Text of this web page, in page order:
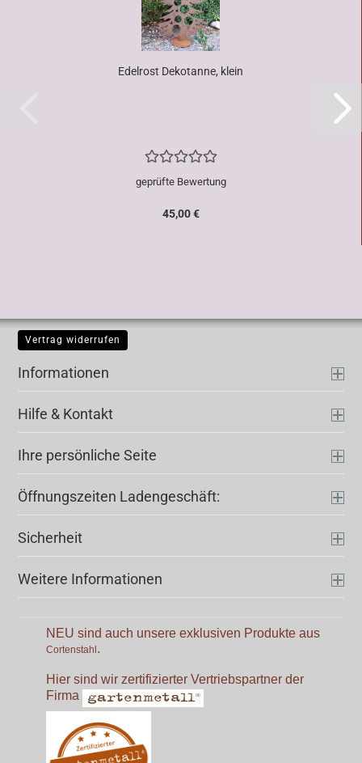
Edelrost Dekotanne, klein
geprüfte Bewertung
45,00 €
Vertrag widerrufen
Informationen
Hilfe & Kontakt
Ihre persönliche Seite
Öffnungszeiten Ladengeschäft:
Sicherheit
Weitere Informationen
NEU sind auch unsere exklusiven Produkte aus
Cortenstahl.
Hier sind wir zertifizierter Vertriebspartner der
Firma